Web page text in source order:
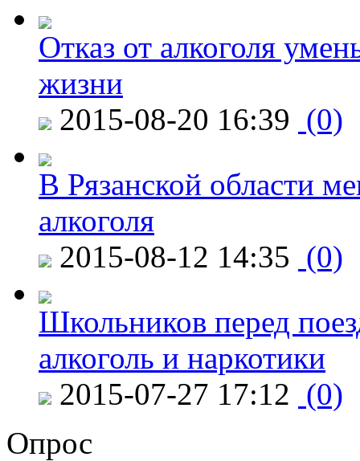
Отказ от алкоголя
жизни
2015-08-20 16:39 (0)
В Рязанской области
алкоголя
2015-08-12 14:35 (0)
Школьников перед
алкоголь и наркотики
2015-07-27 17:12 (0)
Опрос